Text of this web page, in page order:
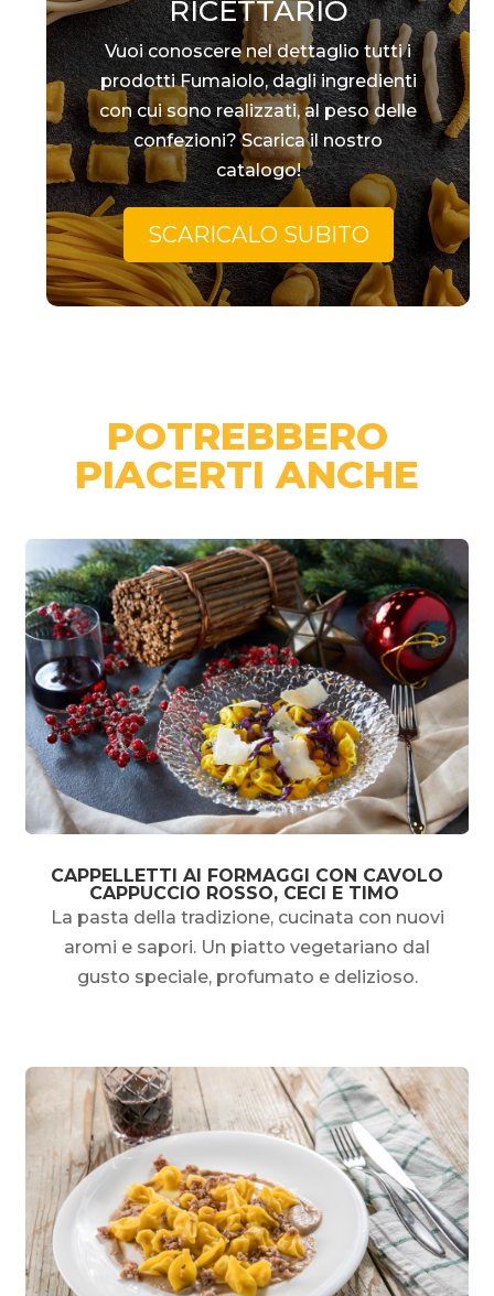
RICETTARIO
Vuoi conoscere nel dettaglio tutti i
prodotti Fumaiolo, dagli ingredienti
con cui sono realizzati, al peso delle
confezioni? Scarica il nostro
catalogo!
SCARICALO SUBITO
POTREBBERO
PIACERTI ANCHE
CAPPELLETTI AI FORMAGGI CON CAVOLO
CAPPUCCIO ROSSO, CECI E TIMO
La pasta della tradizione, cucinata con nuovi
aromi e sapori. Un piatto vegetariano dal
gusto speciale, profumato e delizioso.